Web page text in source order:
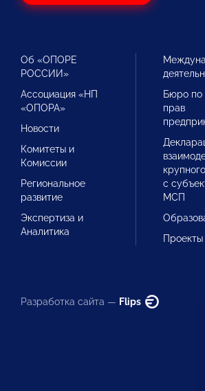
Об «ОПОРЕ
РОССИИ»
Ассоциация «НП
«ОПОРА»
Новости
Комитеты и
Комиссии
Региональное
развитие
Экспертиза и
Аналитика
Бюро по
прав
с
МСП
Проекты
Разработка сайта — Flips